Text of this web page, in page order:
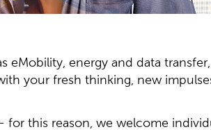
energy and data
your fresh thinking, new
this reason, we welcome